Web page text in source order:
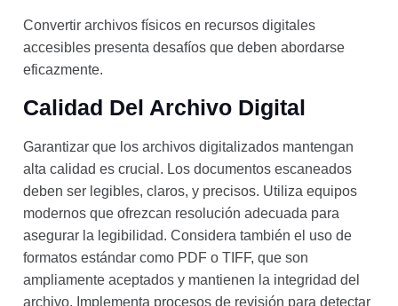
Convertir archivos físicos en recursos digitales
accesibles presenta desafíos que deben abordarse
eficazmente.
Calidad Del Archivo Digital
Garantizar que los archivos digitalizados mantengan
alta calidad es crucial. Los documentos escaneados
deben ser legibles, claros, y precisos. Utiliza equipos
modernos que ofrezcan resolución adecuada para
asegurar la legibilidad. Considera también el uso de
formatos estándar como PDF o TIFF, que son
ampliamente aceptados y mantienen la integridad del
archivo. Implementa procesos de revisión para detectar